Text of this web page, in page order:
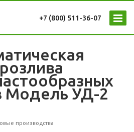
+7 (800) 511-36-07
Модель УД-2
производства